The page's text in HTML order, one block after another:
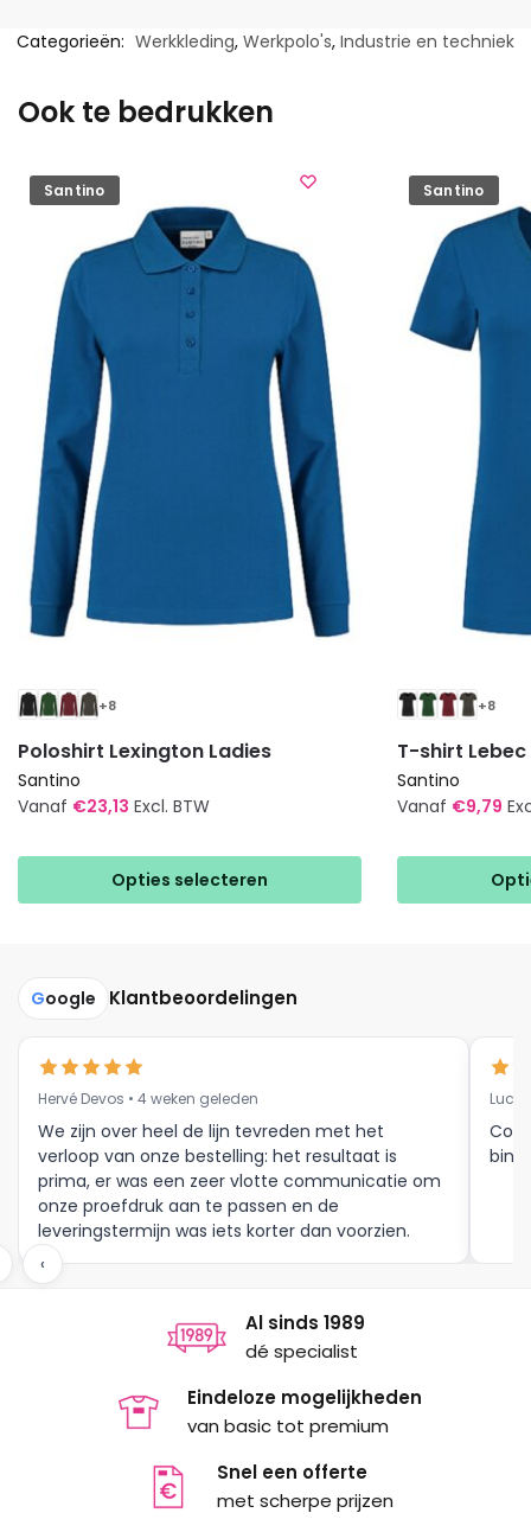
Categorieën: Werkkleding, Werkpolo's, Industrie en techniek
Ook te bedrukken
Santino
+8
Poloshirt Lexington Ladies
Santino
Vanaf €23,13 Excl. BTW
Opties selecteren
heeft
Deze
optie
kan
gekozen
worden
op
de
productpagina
Santino
+8
T-shirt Lebec
Santino
Vanaf €9,79
heeft
kan
productpagina
Google Klantbeoordelingen
Hervé Devos • 4 weken geleden
We zijn over heel de lijn tevreden met het
verloop van onze bestelling: het resultaat is
prima, er was een zeer vlotte communicatie om
onze proefdruk aan te passen en de
leveringstermijn was iets korter dan voorzien.
Meer moet dat niet zijn.
Luc
‹
Al sinds 1989
dé specialist
Eindeloze mogelijkheden
van basic tot premium
Snel een offerte
met scherpe prijzen